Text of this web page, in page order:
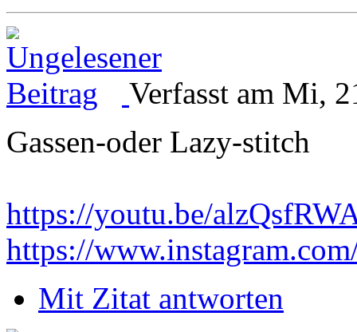
Verfasst am Mi,
Gassen-oder Lazy-stitch
https://youtu.be/
https://
Mit Zitat antworten